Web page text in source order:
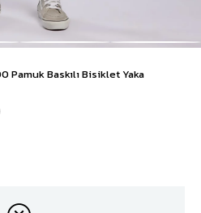
Pamuk Baskılı Bisiklet Yaka